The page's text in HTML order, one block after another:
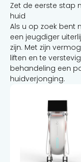
Zet de eerste stap
huid
Als u op zoek bent
een ​​jeugdiger
zijn. Met zijn
liften en te
behandeling een
huidverjonging.